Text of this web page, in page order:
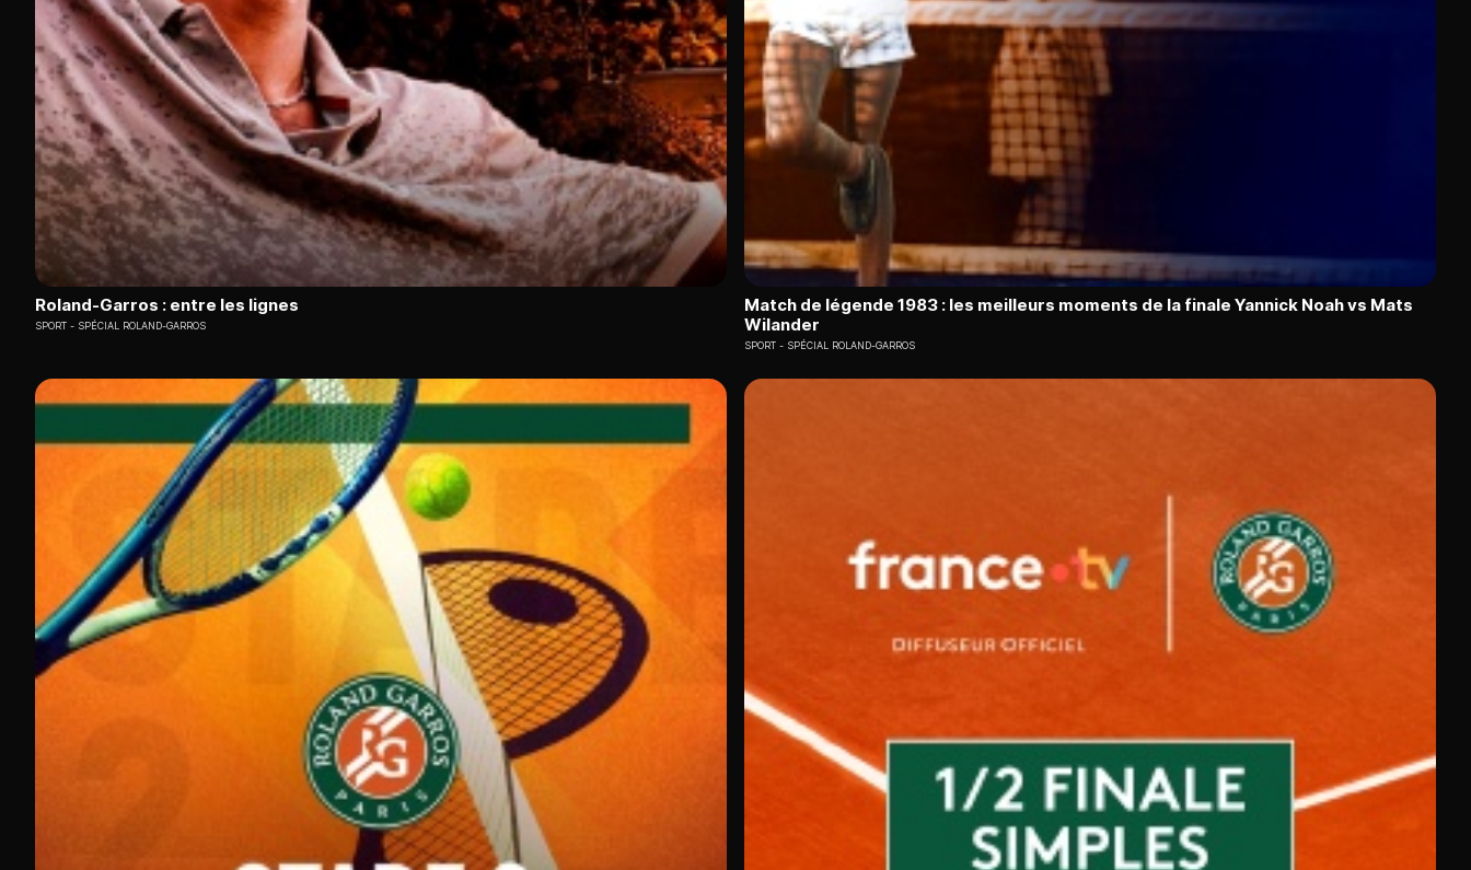
Roland-Garros : entre les lignes
SPORT SPÉCIAL ROLAND-GARROS
Match de légende 1983 : les meilleurs moments de la finale Yannick Noah vs Mats
Wilander
SPORT SPÉCIAL ROLAND-GARROS